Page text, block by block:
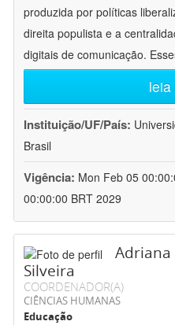
produzida por políticas
direita populista e a
digitais de comunicação.
leia
Instituição/UF/País:
Brasil
Vigência: Mon Feb 05
00:00:00 BRT 2029
Adriana
Silveira
COORDENADOR(A)
CIÊNCIAS HUMANAS
Educação